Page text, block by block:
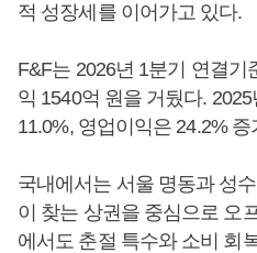
적 성장세를 이어가고 있다.
F&F는 2026년 1분기 연결기
익 1540억 원을 거뒀다.
11.0%, 영업이익은 24.2% 증
국내에서는 서울 명동과 성
이 찾는 상권을 중심으로 오
에서도 춘절 특수와 소비 회